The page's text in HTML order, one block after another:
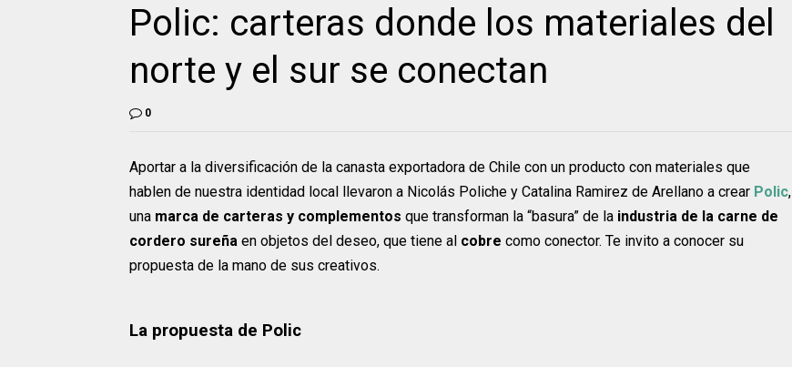
Polic: carteras donde los materiales del
norte y el sur se conectan
0
Aportar a la diversificación de la canasta exportadora de Chile con un producto con materiales que
hablen de nuestra identidad local llevaron a Nicolás Poliche y Catalina Ramirez de Arellano a crear Polic,
una marca de carteras y complementos que transforman la “basura” de la industria de la carne de
cordero sureña en objetos del deseo, que tiene al cobre como conector. Te invito a conocer su
propuesta de la mano de sus creativos.
La propuesta de Polic